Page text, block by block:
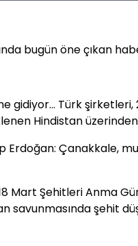
bugün öne çıkan
gidiyor... Türk şirketleri,
Hindistan
Erdoğan: Çanakkale,
Mart Şehitleri Anma
savunmasında şehit